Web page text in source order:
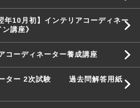
10月初】インテリアコーディネー
イン講座》
コーディネーター養成講座
ーター 2次試験 過去問解答用紙